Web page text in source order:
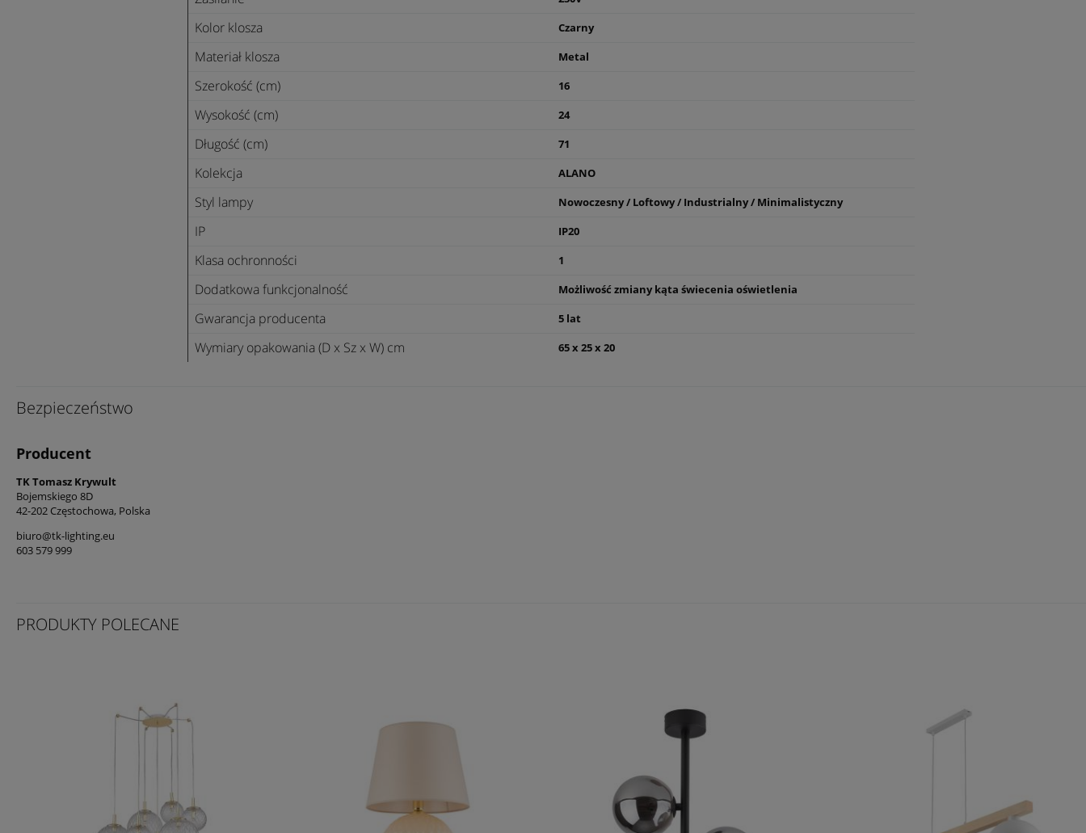
Kolor klosza Czarny
Materiał klosza Metal
Szerokość (cm) 16
Wysokość (cm) 24
Długość (cm) 71
Kolekcja ALANO
Styl lampy Nowoczesny / Loftowy / Industrialny / Minimalistyczny
IP IP20
Klasa ochronności 1
Dodatkowa funkcjonalność Możliwość zmiany kąta świecenia oświetlenia
Gwarancja producenta 5 lat
Wymiary opakowania (D x Sz x W) cm 65 x 25 x 20
Bezpieczeństwo
Producent
TK Tomasz Krywult
Bojemskiego 8D
42-202 Częstochowa, Polska
biuro@tk-lighting.eu
603 579 999
PRODUKTY POLECANE